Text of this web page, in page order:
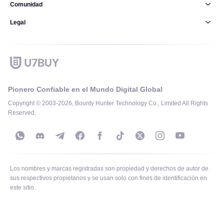
Pionero Confiable en el Mundo Digital Global
Copyright © 2003-2026, Bounty Hunter Technology Co., Limited All Rights
Reserved.
Comunidad
Legal
Los nombres y marcas registradas son propiedad y derechos de autor de
sus respectivos propietarios y se usan solo con fines de identificación en
este sitio.